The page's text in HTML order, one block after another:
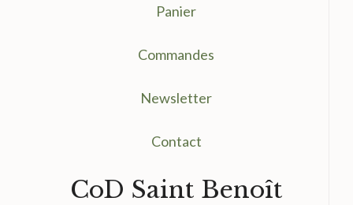
Panier
Commandes
Newsletter
Contact
CoD Saint Benoît